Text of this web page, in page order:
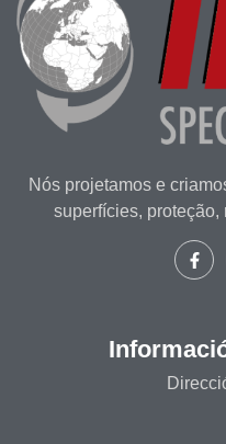
Nós projetamos e
superfícies, proteção,